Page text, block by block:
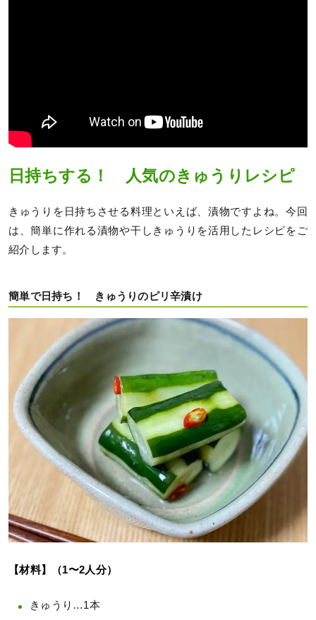
日持ちする！ 人気のきゅうりレシピ
きゅうりを日持ちさせる料理といえば、漬物ですよね。今回
は、簡単に作れる漬物や干しきゅうりを活用したレシピをご
紹介します。
簡単で日持ち！ きゅうりのピリ辛漬け
【材料】（1〜2人分）
きゅうり…1本